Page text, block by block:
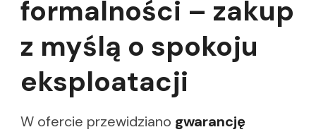
formalności – zakup
z myślą o spokoju
eksploatacji
W ofercie przewidziano gwarancję